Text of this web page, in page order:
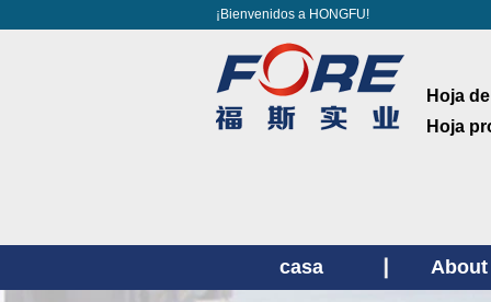
¡Bienvenidos a HONGFU!
Hoja
Hoja
casa